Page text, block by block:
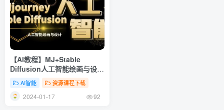
【AI教程】MJ+Stable
Diffusion人工智能绘画与设
计-第6期AIGC课程（35节）
AI智能 资源课程下载
2024-01-17 92